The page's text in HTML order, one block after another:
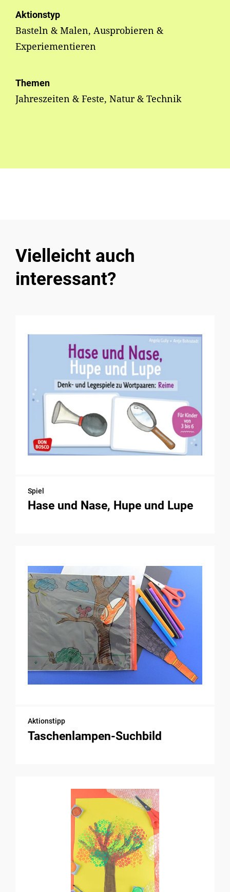
Aktionstyp
Basteln & Malen, Ausprobieren &
Experiementieren
Themen
Jahreszeiten & Feste, Natur & Technik
Vielleicht auch
interessant?
Spiel
Hase und Nase, Hupe und Lupe
Aktionstipp
Taschenlampen-Suchbild